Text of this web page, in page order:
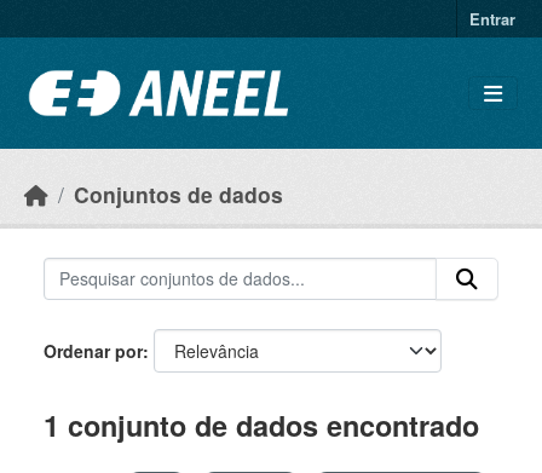
Entrar
Conjuntos de dados
Ordenar por
1 conjunto de dados encontrado